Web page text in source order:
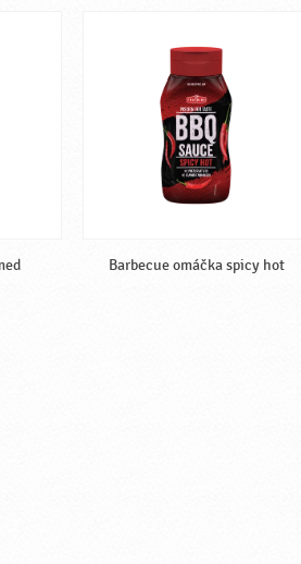
Barbecue omáčka spicy hot